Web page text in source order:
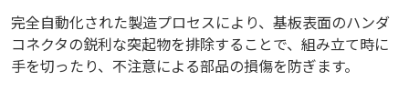
完全自動化された製造プロセスにより、基板表面のハンダ
コネクタの鋭利な突起物を排除することで、組み立て時に
手を切ったり、不注意による部品の損傷を防ぎます。